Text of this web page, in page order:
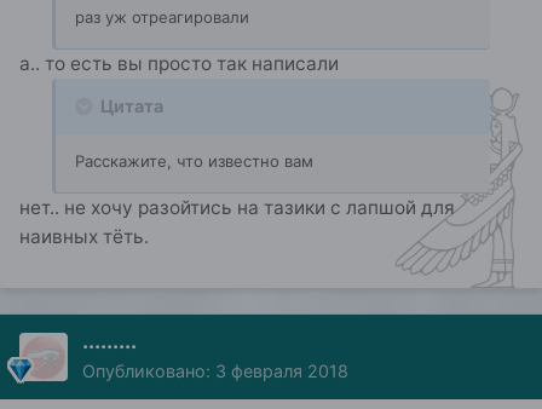
раз уж отреагировали
а.. то есть вы просто так написали
Цитата
Расскажите, что известно вам
нет.. не хочу разойтись на тазики с лапшой для
наивных тёть.
.........
Опубликовано: 3 февраля 2018